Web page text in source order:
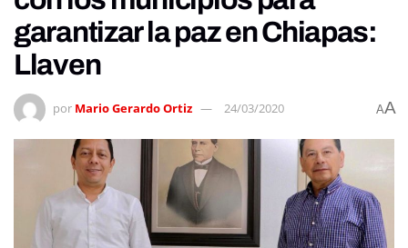
garantizar la paz en Chiapas:
Llaven
por Mario Gerardo Ortiz 24/03/2020 AA